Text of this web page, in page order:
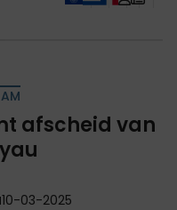
afscheid van
10-03-2025